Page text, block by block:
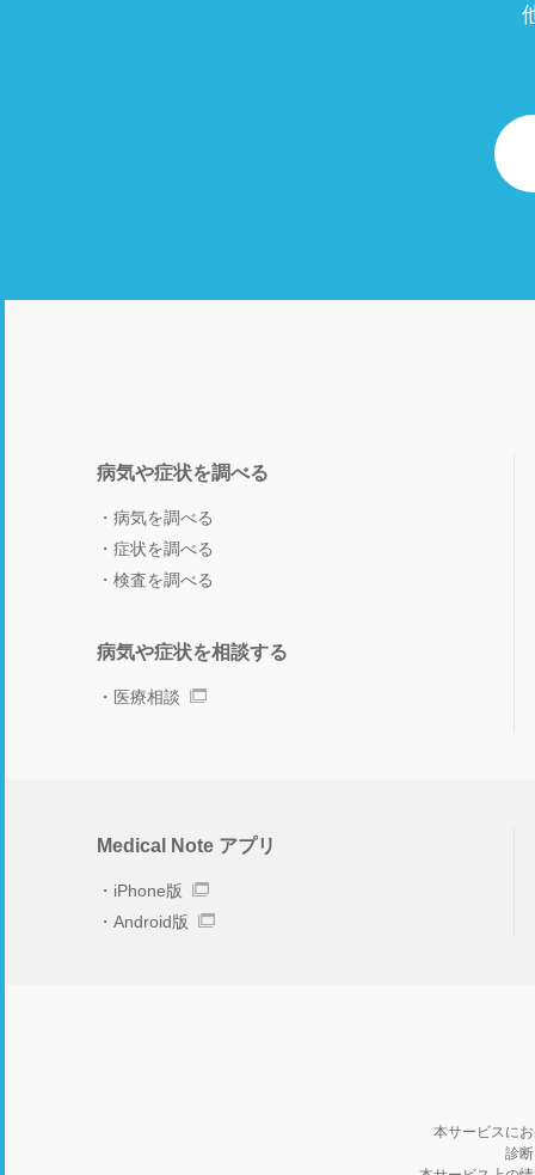
病気や症状を調べる
病気を調べる
症状を調べる
検査を調べる
病気や症状を相談する
医療相談
Medical Note アプリ
iPhone版
Android版
本サービスに
診